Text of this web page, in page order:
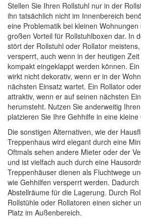
Stellen Sie Ihren Rollstuhl nur in der
ihn tatsächlich nicht im Innenbereich
eine Problematik bei kleinen
großen Vorteil für Rollstuhlboxen dar. In
stört der Rollstuhl oder Rollator
versperrt, auch wenn in der heutigen
kompakt eingeklappt werden können.
wirkt nicht dekorativ, wenn er in der
nächsten Einsatz wartet. Ein Rollator
attraktiv, wenn er auf seinen nächsten
herumsteht. Nutzen Sie anderweitig
platzieren Sie Ihre Gehhilfe in eine kleine
Die sonstigen Alternativen, wie der
Treppenhaus wird elegant durch eine
Oftmals sehen andere Mieter oder der
und ist vielfach auch durch eine
Treppenhäuser dienen als Fluchtwege
wie Gehhilfen versperrt werden.
Abstellräume für die Lagerung. Durch
Rollstühle oder Rollatoren einen sicher
Platz im Außenbereich.